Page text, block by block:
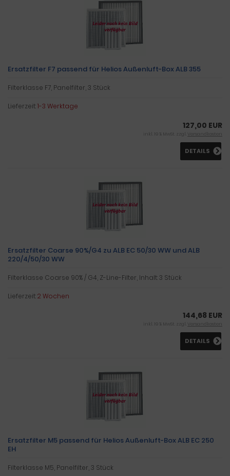
Ersatzfilter F7 passend für Helios Außenluft-Box ALB 355
Filterklasse F7, Panelfilter, 3 Stück
Lieferzeit:1-3 Werktage
127,00 EUR
inkl. 19 % MwSt. zzgl. Versandkosten
DETAILS
Ersatzfilter Coarse 90%/G4 zu ALB EC 50/30 WW und ALB
220/4/50/30 WW
Filterklasse Coarse 90% / G4, Z-Line-Filter, Inhalt: 3 Stück
Lieferzeit:2 Wochen
144,68 EUR
inkl. 19 % MwSt. zzgl. Versandkosten
DETAILS
Ersatzfilter M5 passend für Helios Außenluft-Box ALB EC 250
EH
Filterklasse M5, Panelfilter, 3 Stück